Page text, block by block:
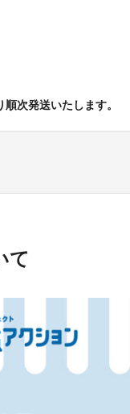
次発送いたします。
て